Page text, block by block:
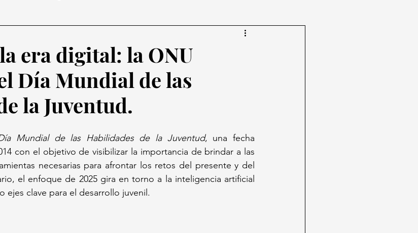
era digital: la ONU
Día Mundial de las
la Juventud.
Mundial de las Habilidades de la Juventud, una fecha
con el objetivo de visibilizar la importancia de brindar a las
necesarias para afrontar los retos del presente y del
el enfoque de 2025 gira en torno a la inteligencia artificial
ejes clave para el desarrollo juvenil.